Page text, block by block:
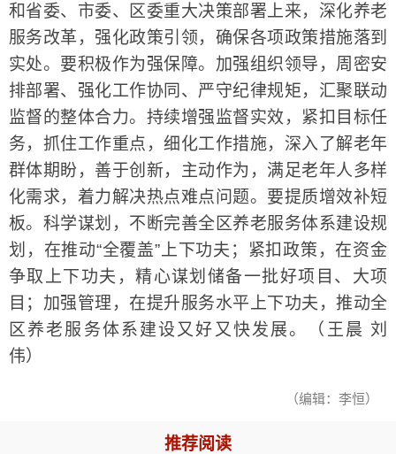
和省委、市委、区委重大决策部署上来，深化养老
服务改革，强化政策引领，确保各项政策措施落到
实处。要积极作为强保障。加强组织领导，周密安
排部署、强化工作协同、严守纪律规矩，汇聚联动
监督的整体合力。持续增强监督实效，紧扣目标任
务，抓住工作重点，细化工作措施，深入了解老年
群体期盼，善于创新，主动作为，满足老年人多样
化需求，着力解决热点难点问题。要提质增效补短
板。科学谋划，不断完善全区养老服务体系建设规
划，在推动“全覆盖”上下功夫；紧扣政策，在资金
争取上下功夫，精心谋划储备一批好项目、大项
目；加强管理，在提升服务水平上下功夫，推动全
区养老服务体系建设又好又快发展。（王晨 刘
伟）
（编辑：李恒）
推荐阅读